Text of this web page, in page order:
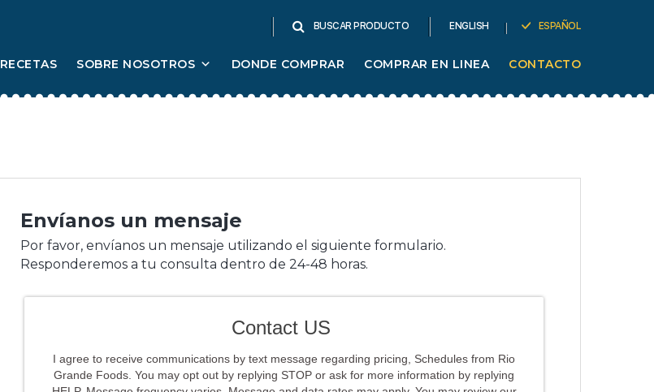
BUSCAR PRODUCTO ENGLISH ESPAÑOL
RECETAS SOBRE NOSOTROS DONDE COMPRAR COMPRAR EN LINEA CONTACTO
Envíanos un mensaje
Por favor, envíanos un mensaje utilizando el siguiente formulario.
Responderemos a tu consulta dentro de 24-48 horas.